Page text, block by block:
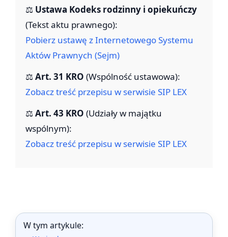
⚖️ Ustawa Kodeks rodzinny i opiekuńczy
(Tekst aktu prawnego):
Pobierz ustawę z Internetowego Systemu
Aktów Prawnych (Sejm)
⚖️Art. 31 KRO (Wspólność ustawowa):
Zobacz treść przepisu w serwisie SIP LEX
⚖️Art. 43 KRO (Udziały w majątku
wspólnym):
Zobacz treść przepisu w serwisie SIP LEX
W tym artykule: